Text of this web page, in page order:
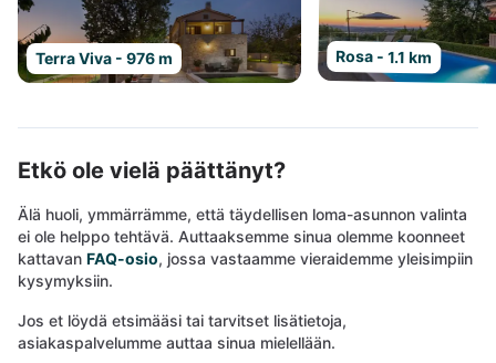
Terra Viva - 976 m Rosa - 1.1 km
Etkö ole vielä päättänyt?
Älä huoli, ymmärrämme, että täydellisen loma-asunnon valinta
ei ole helppo tehtävä. Auttaaksemme sinua olemme koonneet
kattavan FAQ-osio, jossa vastaamme vieraidemme yleisimpiin
kysymyksiin.
Jos et löydä etsimääsi tai tarvitset lisätietoja,
asiakaspalvelumme auttaa sinua mielellään.